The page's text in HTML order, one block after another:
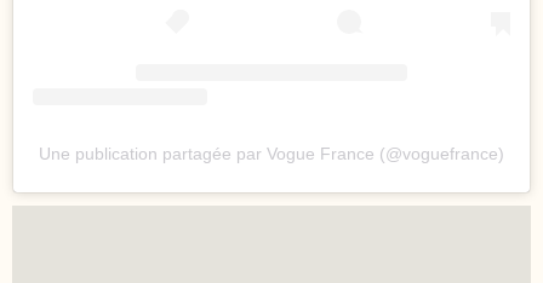
Une publication partagée par Vogue France (@voguefrance)